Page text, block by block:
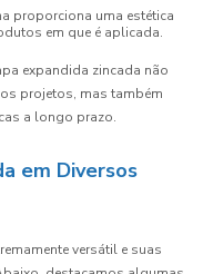
proporciona uma estética
em que é aplicada.
expandida zincada não
projetos, mas também
a longo prazo.
em Diversos
versátil e suas